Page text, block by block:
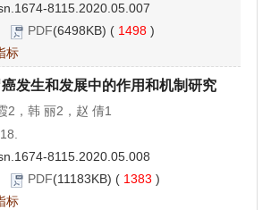
8115.2020.05.007
PDF(6498KB) ( 1498 )
标
发生和发展中的作用和机制研究
2，韩 丽2，赵 倩1
8115.2020.05.008
PDF(11183KB) ( 1383 )
标